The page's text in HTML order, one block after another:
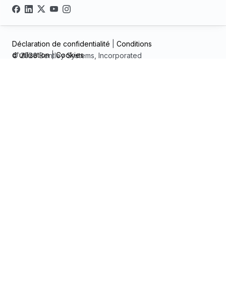
© 2026 Bentley Systems, Incorporated
Déclaration de confidentialité
Conditions
d'utilisation|Cookies